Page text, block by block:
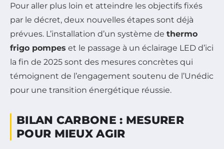
Pour aller plus loin et atteindre les objectifs fixés
par le décret, deux nouvelles étapes sont déjà
prévues. L’installation d’un système de thermo
frigo pompes et le passage à un éclairage LED d’ici
la fin de 2025 sont des mesures concrètes qui
témoignent de l’engagement soutenu de l’Unédic
pour une transition énergétique réussie.
BILAN CARBONE : MESURER
POUR MIEUX AGIR